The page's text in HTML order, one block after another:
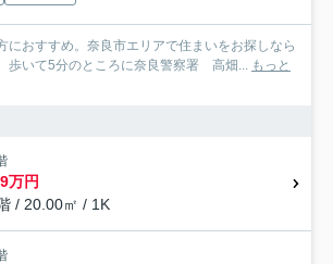
におすすめ。奈良市エリアで住まいをお探しなら
歩いて5分のところに奈良警察署 高畑... もっと
万円
/ 20.00㎡ / 1K